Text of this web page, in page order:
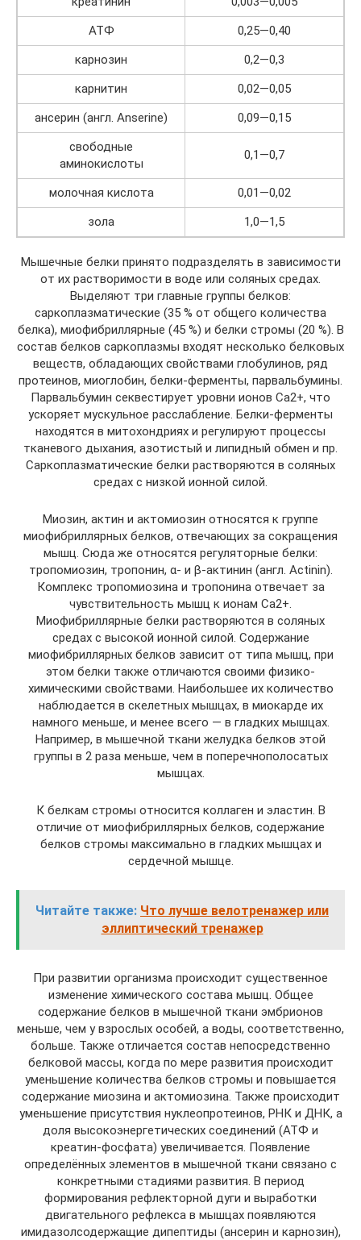
АТФ
0,25—0,40
карнозин
0,2—0,3
карнитин
0,02—0,05
ансерин (англ. Anserine)
0,09—0,15
свободные
аминокислоты
0,1—0,7
молочная кислота
0,01—0,02
зола
1,0—1,5
Мышечные белки принято подразделять в зависимости
от их растворимости в воде или соляных средах.
Выделяют три главные группы белков:
саркоплазматические (35 % от общего количества
белка), миофибриллярные (45 %) и белки стромы (20 %). В
состав белков саркоплазмы входят несколько белковых
веществ, обладающих свойствами глобулинов, ряд
протеинов, миоглобин, белки-ферменты, парвальбумины.
Парвальбумин секвестирует уровни ионов Ca2+, что
ускоряет мускульное расслабление. Белки-ферменты
находятся в митохондриях и регулируют процессы
тканевого дыхания, азотистый и липидный обмен и пр.
Саркоплазматические белки растворяются в соляных
средах с низкой ионной силой.
Миозин, актин и актомиозин относятся к группе
миофибриллярных белков, отвечающих за сокращения
мышц. Сюда же относятся регуляторные белки:
тропомиозин, тропонин, α- и β-актинин (англ. Actinin).
Комплекс тропомиозина и тропонина отвечает за
чувствительность мышц к ионам Ca2+.
Миофибриллярные белки растворяются в соляных
средах с высокой ионной силой. Содержание
миофибриллярных белков зависит от типа мышц, при
этом белки также отличаются своими физико-
химическими свойствами. Наибольшее их количество
наблюдается в скелетных мышцах, в миокарде их
намного меньше, и менее всего — в гладких мышцах.
Например, в мышечной ткани желудка белков этой
группы в 2 раза меньше, чем в поперечнополосатых
мышцах.
К белкам стромы относится коллаген и эластин. В
отличие от миофибриллярных белков, содержание
белков стромы максимально в гладких мышцах и
сердечной мышце.
Читайте также: Что лучше велотренажер или
эллиптический тренажер
При развитии организма происходит существенное
изменение химического состава мышц. Общее
содержание белков в мышечной ткани эмбрионов
меньше, чем у взрослых особей, а воды, соответственно,
больше. Также отличается состав непосредственно
белковой массы, когда по мере развития происходит
уменьшение количества белков стромы и повышается
содержание миозина и актомиозина. Также происходит
уменьшение присутствия нуклеопротеинов, РНК и ДНК, а
доля высокоэнергетических соединений (АТФ и
креатин-фосфата) увеличивается. Появление
определённых элементов в мышечной ткани связано с
конкретными стадиями развития. В период
формирования рефлекторной дуги и выработки
двигательного рефлекса в мышцах появляются
имидазолсодержащие дипептиды (ансерин и карнозин),